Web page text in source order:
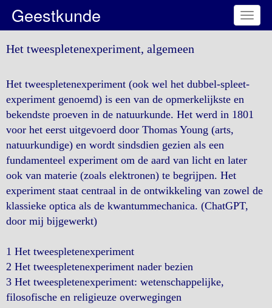
Toggle
Geestkunde
Het tweespletenexperiment, algemeen
Het tweespletenexperiment (ook wel het dubbel-spleet-
experiment genoemd) is een van de opmerkelijkste en
bekendste proeven in de natuurkunde. Het werd in 1801
voor het eerst uitgevoerd door Thomas Young (arts,
natuurkundige) en wordt sindsdien gezien als een
fundamenteel experiment om de aard van licht en later
ook van materie (zoals elektronen) te begrijpen. Het
experiment staat centraal in de ontwikkeling van zowel de
klassieke optica als de kwantummechanica. (ChatGPT,
door mij bijgewerkt)
1 Het tweespletenexperiment
2 Het tweespletenexperiment nader bezien
3 Het tweespletenexperiment: wetenschappelijke,
filosofische en religieuze overwegingen